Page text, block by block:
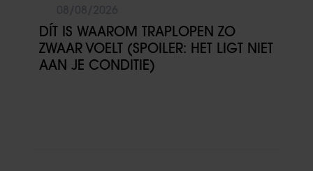
DÍT IS WAAROM TRAPLOPEN ZO
ZWAAR VOELT (SPOILER: HET LIGT NIET
AAN JE CONDITIE)